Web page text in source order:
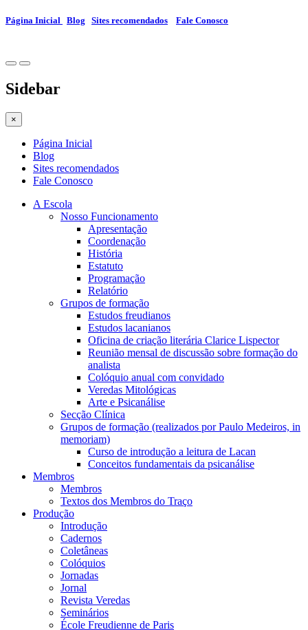
Página Inicial Blog Sites recomendados Fale Conosco
Sidebar
×
Página Inicial
Blog
Sites recomendados
Fale Conosco
A Escola
Nosso Funcionamento
Apresentação
Coordenação
História
Estatuto
Programação
Relatório
Grupos de formação
Estudos freudianos
Estudos lacanianos
Oficina de criação literária Clarice Lispector
Reunião mensal de discussão sobre formação do
analista
Colóquio anual com convidado
Veredas Mitológicas
Arte e Psicanálise
Secção Clínica
Grupos de formação (realizados por Paulo Medeiros, in
memoriam)
Curso de introdução a leitura de Lacan
Conceitos fundamentais da psicanálise
Membros
Membros
Textos dos Membros do Traço
Produção
Introdução
Cadernos
Coletâneas
Colóquios
Jornadas
Jornal
Revista Veredas
Seminários
École Freudienne de Paris